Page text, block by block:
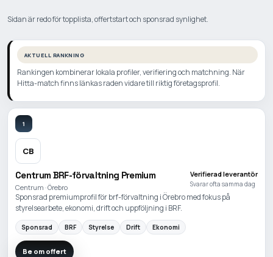
Sidan är redo för topplista, offertstart och sponsrad synlighet.
AKTUELL RANKNING
Rankingen kombinerar lokala profiler, verifiering och matchning. När
Hitta-match finns länkas raden vidare till riktig företagsprofil.
1
CB
Centrum BRF-förvaltning Premium
Centrum · Örebro
Verifierad leverantör
Svarar ofta samma dag
Sponsrad premiumprofil för brf-förvaltning i Örebro med fokus på
styrelsearbete, ekonomi, drift och uppföljning i BRF.
Sponsrad BRF Styrelse Drift Ekonomi
Be om offert